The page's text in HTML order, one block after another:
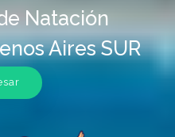
Natación
Aires SUR